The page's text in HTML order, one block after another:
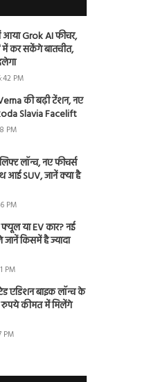
Grok AI फीचर,
में कर सकेंगे बातचीत,
PM
की बढ़ी टेंशन, नए
Slavia Facelift
PM
लॉन्च, नए फीचर्स
आई SUV, जानें क्या है
PM
या EV कार? नई
किसमें है ज्यादा
PM
एडिशन बाइक लॉन्च के
रुपये कीमत में मिलेंगे
PM